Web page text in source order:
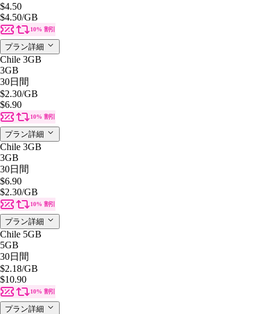
$4.50
$4.50/GB
10% 割引
プラン詳細
Chile 3GB
3GB
30日間
$2.30/GB
$6.90
10% 割引
プラン詳細
Chile 3GB
3GB
30日間
$6.90
$2.30/GB
10% 割引
プラン詳細
Chile 5GB
5GB
30日間
$2.18/GB
$10.90
10% 割引
プラン詳細